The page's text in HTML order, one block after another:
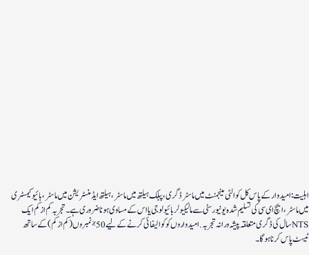
اہلیت: امیدوار کے پاس کل کوالٹی مینجمنٹ میں ماسٹر ڈگری، پبلک ہیلتھ میں ماسٹر، ہیلتھ ایڈمنسٹریشن میں ماسٹر، بائیو کیمسٹری
میں ماسٹر، ایچ ای سی کی تسلیم شدہ یونیورسٹی سے مالیکیولر بائیولوجی یا اس کے مساوی ہونا ضروری ہے۔تجربہ کم از کم ایک
سال کی ڈگری متعلقہ پیشہ ورانہ تجربہ. امیدواروں کو کوالیفائی کرنے کے لیے 50% نمبروں (کم از کم) کے ساتھ NTS
ٹیسٹ پاس کرنا ہوگا۔